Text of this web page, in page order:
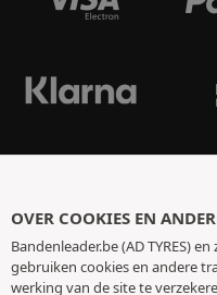
OVER COOKIES EN
Bandenleader.be (AD TYRES)
gebruiken cookies en andere
werking van de site te